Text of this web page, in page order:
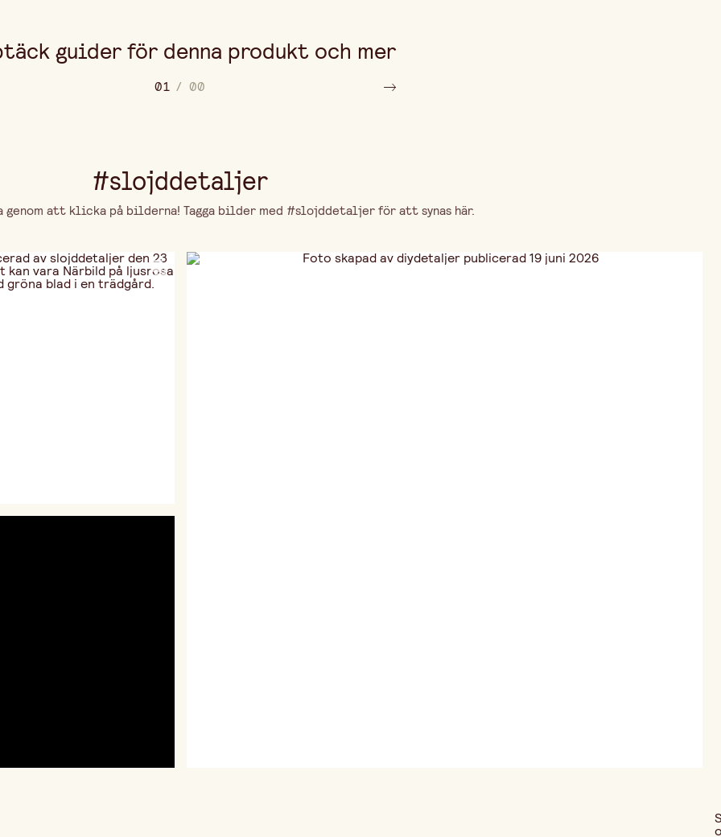
guider för denna produkt och mer
01 / 00
#slojddetaljer
genom att klicka på bilderna! Tagga bilder med #slojddetaljer för att synas här.